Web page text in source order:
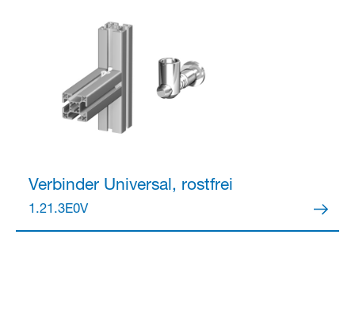
VerbinderUniversal, rostfrei
1.21.3E0V